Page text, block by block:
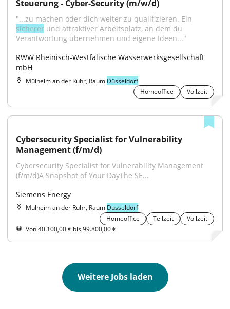
Steuerung - Cyber-Security (m/w/d)
sicherer und attraktiver Arbeitsplatz, an dem du
Verantwortung übernehmen und eigene Ideen..."
RWW Rheinisch-Westfälische Wasserwerksgesellschaft
mbH
Mülheim an der Ruhr, Raum Düsseldorf
Homeoffice
Vollzeit
Cybersecurity Specialist for Vulnerability
Management (f/m/d)
Cybersecurity Specialist for Vulnerability Management
(f/m/d)A Snapshot of Your DayThe SE...
Siemens Energy
Mülheim an der Ruhr, Raum Düsseldorf
Homeoffice
Teilzeit
Vollzeit
Von 40.100,00 € bis 99.800,00 €
Weitere Jobs laden